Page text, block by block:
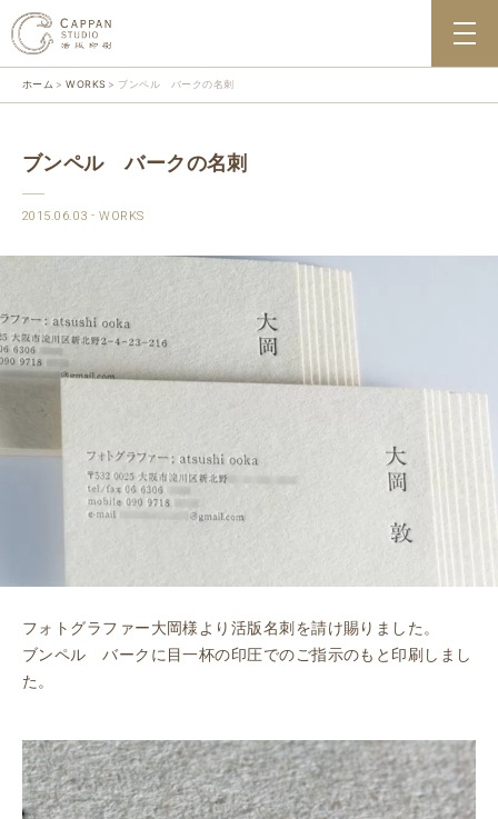
ホーム WORKS ブンペル バークの名刺
ブンペル バークの名刺
2015.06.03 WORKS
フォトグラファー大岡様より活版名刺を請け賜りました。
ブンペル バークに目一杯の印圧でのご指示のもと印刷しまし
た。